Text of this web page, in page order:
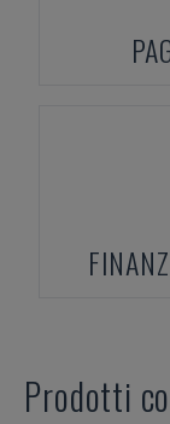
Prodotti